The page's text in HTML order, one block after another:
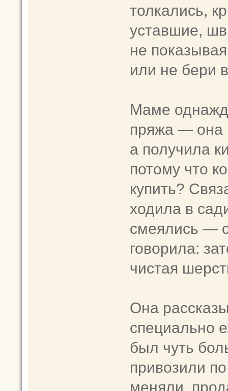
толкались,
уставшие,
не
или не бери
Маме
пряжа — она
а получила
потому что
купить?
ходила в
смеялись —
говорила:
чистая
Она
специально
был чуть
привозили
меняли,